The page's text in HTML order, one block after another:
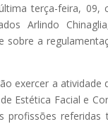
terça-feira,
Arlindo
sobre a
exercer a atividade
Estética Facial e
profissões